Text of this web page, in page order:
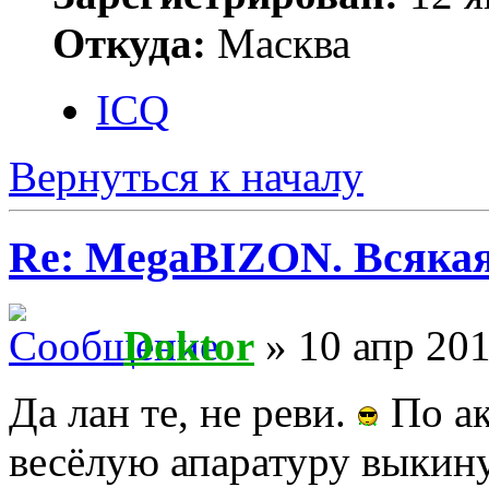
Откуда: Масква
ICQ
Вернуться к началу
Re: MegaBIZON.
Doktor » 10 апр
Да лан те, не реви.
По
весёлую апаратуру